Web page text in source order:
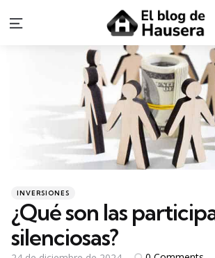
Menu
Categories
Posted
INVERSIONES
¿Qué son las
silenciosas?